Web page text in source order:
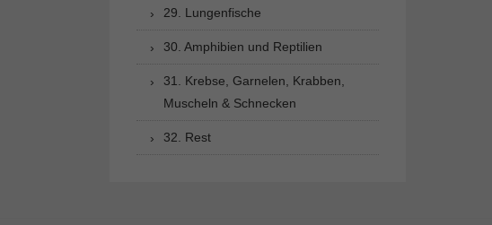
29. Lungenfische
30. Amphibien und Reptilien
31. Krebse, Garnelen, Krabben,
Muscheln & Schnecken
32. Rest